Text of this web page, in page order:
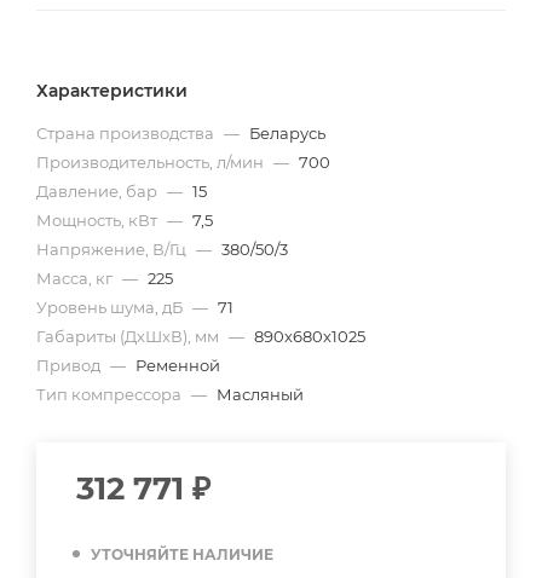
Характеристики
Страна производства — Беларусь
Производительность, л/мин — 700
Давление, бар — 15
Мощность, кВт — 7,5
Напряжение, В/Гц — 380/50/3
Масса, кг — 225
Уровень шума, дБ — 71
Габариты (ДхШхВ), мм — 890х680х1025
Привод — Ременной
Тип компрессора — Масляный
312 771 ₽
УТОЧНЯЙТЕ НАЛИЧИЕ